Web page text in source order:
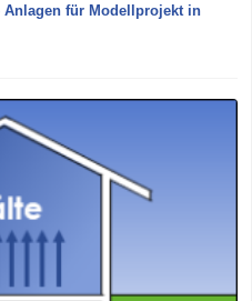
für Modellprojekt in